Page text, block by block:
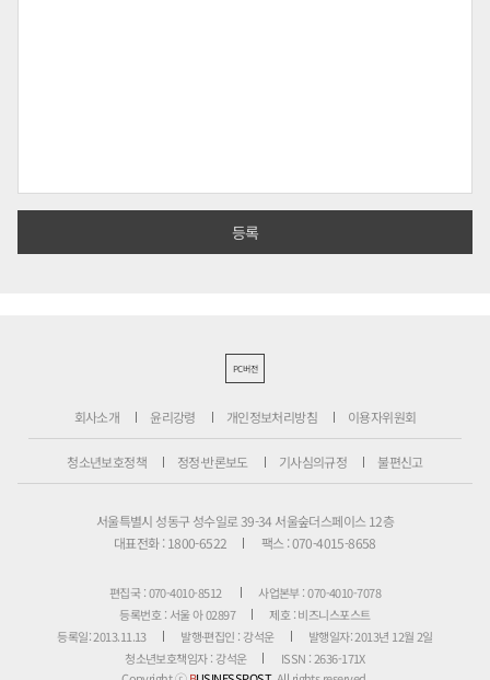
PC버전
회사소개 윤리강령 개인정보처리방침 이용자위원회
청소년보호정책 정정·반론보도 기사심의규정 불편신고
서울특별시 성동구 성수일로 39-34 서울숲더스페이스 12층
대표전화 : 1800-6522
팩스 : 070-4015-8658
편집국 : 070-4010-8512
사업본부 : 070-4010-7078
등록번호 : 서울 아 02897
제호 : 비즈니스포스트
등록일: 2013.11.13
발행·편집인 : 강석운
발행일자: 2013년 12월 2일
청소년보호책임자 : 강석운
ISSN : 2636-171X